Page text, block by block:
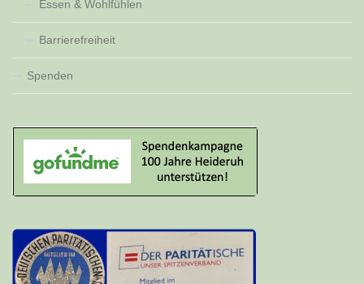
Essen & Wohlfühlen
Barrierefreiheit
Spenden